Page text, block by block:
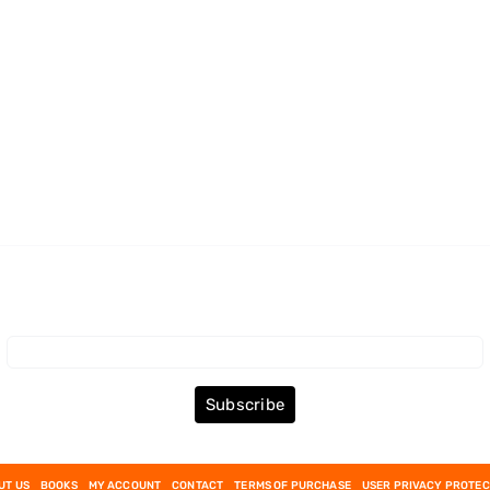
Subscribe
US BOOKS MY ACCOUNT CONTACT TERMS OF PURCHASE USER PRIVACY